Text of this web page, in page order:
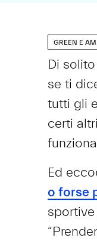
GREEN E
Di
se ti
tutti gli
certi
Ed
o forse